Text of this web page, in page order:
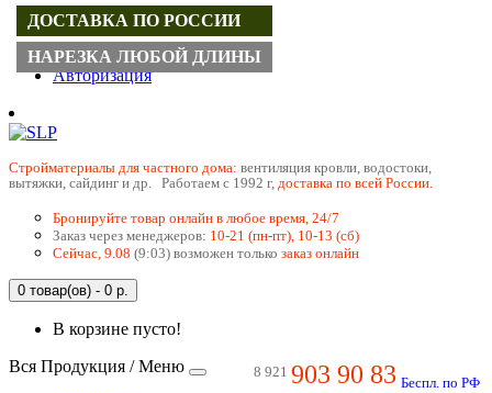
Регистрация
Авторизация
Cтройматериалы для частного дома: вентиляция кровли, водостоки,
вытяжки, сайдинг и др. Работаем с 1992 г, доставка по всей России.
Бронируйте товар онлайн в любое время, 24/7
Заказ через менеджеров: 10-21 (пн-пт), 10-13 (сб)
Сейчас, 9.08 (9:03) возможен только заказ онлайн
0 товар(ов) - 0 р.
В корзине пусто!
8 921 903 90 83 Беспл. по РФ
Вся Продукция / Меню
ДОСТАВКА ПО РОССИИ
НАРЕЗКА ЛЮБОЙ ДЛИНЫ